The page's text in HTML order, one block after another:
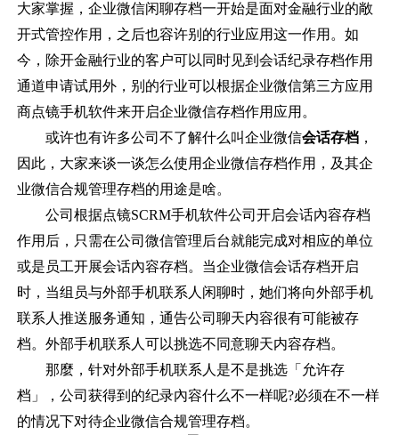
大家掌握，企业微信闲聊存档一开始是面对金融行业的敞
开式管控作用，之后也容许别的行业应用这一作用。如
今，除开金融行业的客户可以同时见到会话纪录存档作用
通道申请试用外，别的行业可以根据企业微信第三方应用
商点镜手机软件来开启企业微信存档作用应用。
或许也有许多公司不了解什么叫企业微信会话存档 ，
因此，大家来谈一谈怎么使用企业微信存档作用，及其企
业微信合规管理存档的用途是啥。
公司根据点镜SCRM手机软件公司开启会话內容存档
作用后，只需在公司微信管理后台就能完成对相应的单位
或是员工开展会话內容存档。当企业微信会话存档开启
时，当组员与外部手机联系人闲聊时，她们将向外部手机
联系人推送服务通知，通告公司聊天内容很有可能被存
档。外部手机联系人可以挑选不同意聊天内容存档。
那麼，针对外部手机联系人是不是挑选「允许存
档」，公司获得到的纪录內容什么不一样呢?必须在不一样
的情况下对待企业微信合规管理存档。